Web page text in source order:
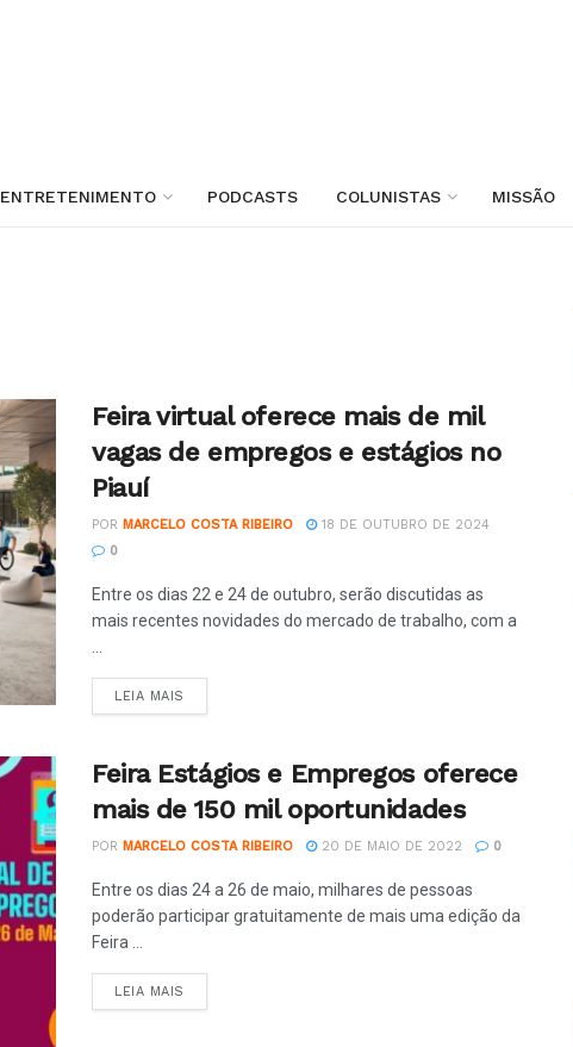
ENTRETENIMENTO PODCASTS COLUNISTAS MISSÃO
Feira virtual oferece mais de mil
vagas de empregos e estágios no
Piauí
POR MARCELO COSTA RIBEIRO
18 DE OUTUBRO DE 2024
0
Entre os dias 22 e 24 de outubro, serão discutidas as
mais recentes novidades do mercado de trabalho, com a
LEIA MAIS
Feira Estágios e Empregos oferece
mais de 150 mil oportunidades
POR MARCELO COSTA RIBEIRO 20 DE MAIO DE 2022 0
Entre os dias 24 a 26 de maio, milhares de pessoas
poderão participar gratuitamente de mais uma edição da
Feira ...
LEIA MAIS